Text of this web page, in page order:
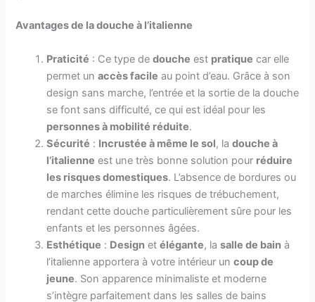
Avantages de la douche à l’italienne
Praticité : Ce type dedouche est pratique car elle
permet unaccès facile au point d’eau. Grâce à son
design sans marche, l’entrée et la sortie de la douche
se font sans difficulté, ce qui est idéal pour les
personnes à mobilité réduite.
Sécurité : Incrustée à même le sol, ladouche à
l’italienne est une très bonne solution pour réduire
les risques domestiques. L’absence de bordures ou
de marches élimine les risques de trébuchement,
rendant cette douche particulièrement sûre pour les
enfants et les personnes âgées.
Esthétique : Design etélégante, lasalle de bain à
l’italienne apportera à votre intérieur uncoup de
jeune. Son apparence minimaliste et moderne
s’intègre parfaitement dans les salles de bains